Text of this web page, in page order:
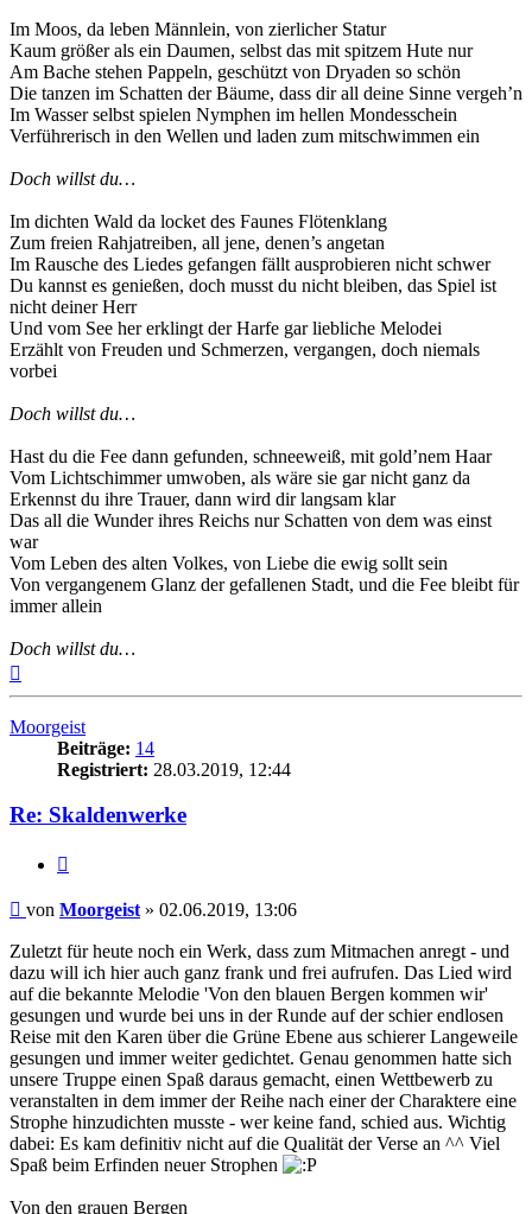
Im Moos, da leben Männlein, von zierlicher Statur
Kaum größer als ein Daumen, selbst das mit spitzem Hute nur
Am Bache stehen Pappeln, geschützt von Dryaden so schön
Die tanzen im Schatten der Bäume, dass dir all deine Sinne vergeh’n
Im Wasser selbst spielen Nymphen im hellen Mondesschein
Verführerisch in den Wellen und laden zum mitschwimmen ein
Doch willst du…
Im dichten Wald da locket des Faunes Flötenklang
Zum freien Rahjatreiben, all jene, denen’s angetan
Im Rausche des Liedes gefangen fällt ausprobieren nicht schwer
Du kannst es genießen, doch musst du nicht bleiben, das Spiel ist
nicht deiner Herr
Und vom See her erklingt der Harfe gar liebliche Melodei
Erzählt von Freuden und Schmerzen, vergangen, doch niemals
vorbei
Doch willst du…
Hast du die Fee dann gefunden, schneeweiß, mit gold’nem Haar
Vom Lichtschimmer umwoben, als wäre sie gar nicht ganz da
Erkennst du ihre Trauer, dann wird dir langsam klar
Das all die Wunder ihres Reichs nur Schatten von dem was einst
war
Vom Leben des alten Volkes, von Liebe die ewig sollt sein
Von vergangenem Glanz der gefallenen Stadt, und die Fee bleibt für
immer allein
Doch willst du…
Moorgeist
Beiträge: 14
Registriert: 28.03.2019, 12:44
Re: Skaldenwerke
Beitrag
von Moorgeist » 02.06.2019, 13:06
Zuletzt für heute noch ein Werk, dass zum Mitmachen anregt - und
dazu will ich hier auch ganz frank und frei aufrufen. Das Lied wird
auf die bekannte Melodie 'Von den blauen Bergen kommen wir'
gesungen und wurde bei uns in der Runde auf der schier endlosen
Reise mit den Karen über die Grüne Ebene aus schierer Langeweile
gesungen und immer weiter gedichtet. Genau genommen hatte sich
unsere Truppe einen Spaß daraus gemacht, einen Wettbewerb zu
veranstalten in dem immer der Reihe nach einer der Charaktere eine
Strophe hinzudichten musste - wer keine fand, schied aus. Wichtig
dabei: Es kam definitiv nicht auf die Qualität der Verse an ^^ Viel
Spaß beim Erfinden neuer Strophen
Von den grauen Bergen